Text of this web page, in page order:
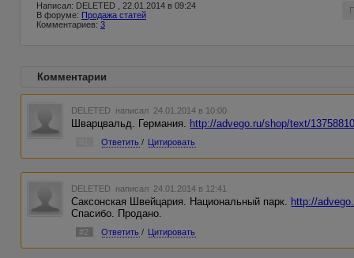
Написал: DELETED , 22.01.2014 в 09:24
В форуме: Продажа статей
Комментариев: 3
Комментарии
DELETED написал 24.01.2014 в 10:00
Шварцвальд. Германия. http://advego.ru/shop/text/
Ответить / Цитировать
DELETED написал 24.01.2014 в 12:41
Саксонская Швейцария. Национальный парк. http://
Спасибо. Продано.
#2 Ответить / Цитировать